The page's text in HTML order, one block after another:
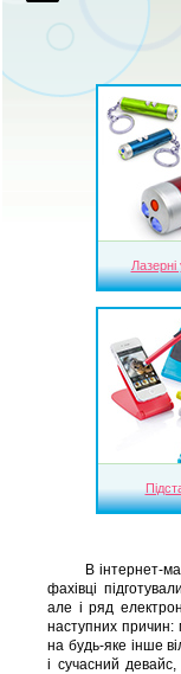
Лазерні
В інтернет-
фахівці
але і ряд
наступних
на будь-яке інше
і сучасний